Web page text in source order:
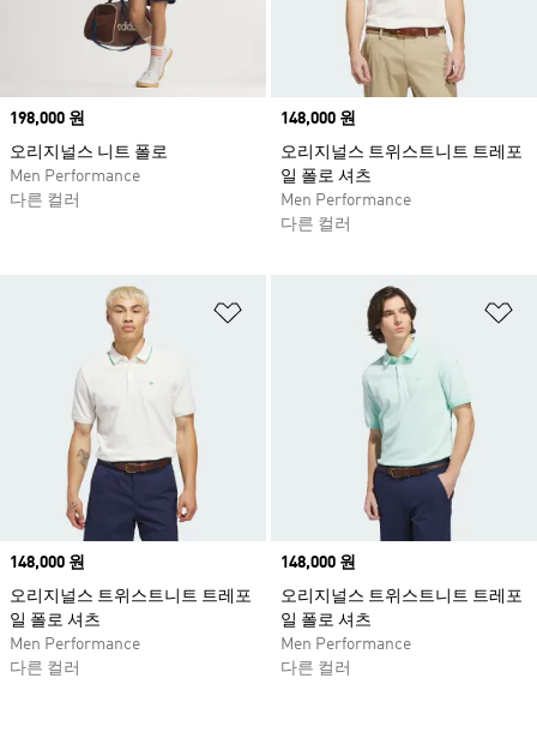
Price
198,000 원
오리지널스 니트 폴로
Men Performance
다른 컬러
Price
148,000 원
오리지널스 트위스트니트 트레포
일 폴로 셔츠
Men Performance
다른 컬러
위시리스트 담기
Price
148,000 원
오리지널스 트위스트니트 트레포
일 폴로 셔츠
Men Performance
다른 컬러
Price
148,000 원
오리지널스 트위스트니트 트레포
일 폴로 셔츠
Men Performance
다른 컬러